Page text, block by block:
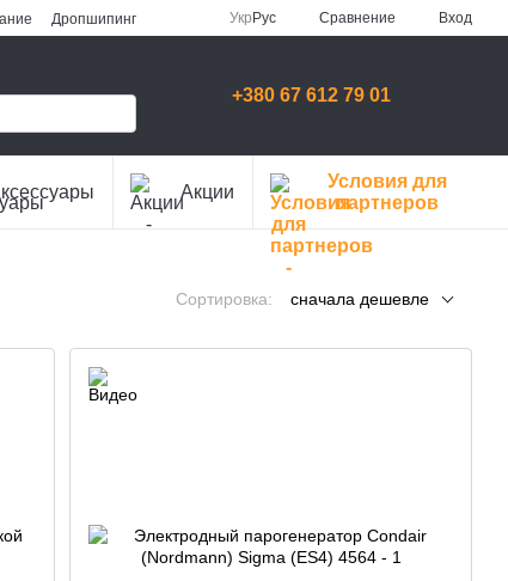
Дропшипинг
Укр Рус Сравнение Вход
+380 67 612 79 01
Акции
Условия для
партнеров
Сортировка: сначала дешевле